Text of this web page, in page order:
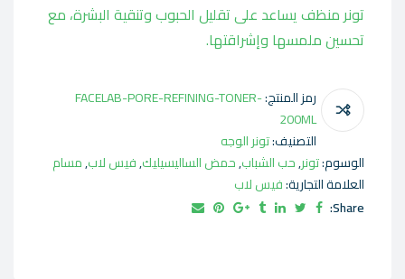
تونر منظف يساعد على تقليل الحبوب وتنقية البشرة، مع
تحسين ملمسها وإشراقتها.
رمز المنتج:FACELAB-PORE-REFINING-TONER-
200ML
التصنيف:تونر الوجه
الوسوم:تونر,حب الشباب,حمض الساليسيليك,فيس لاب,مسام
العلامة التجارية:فيس لاب
Share: